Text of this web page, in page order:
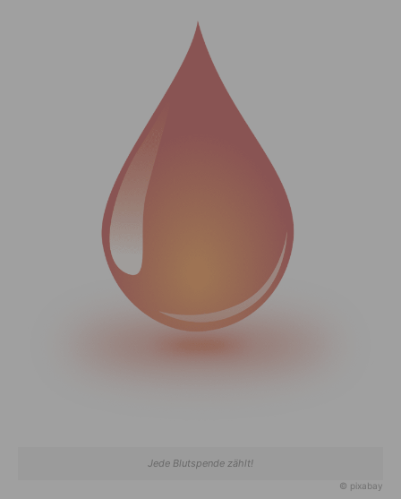
Jede Blutspende zählt!
© pixabay